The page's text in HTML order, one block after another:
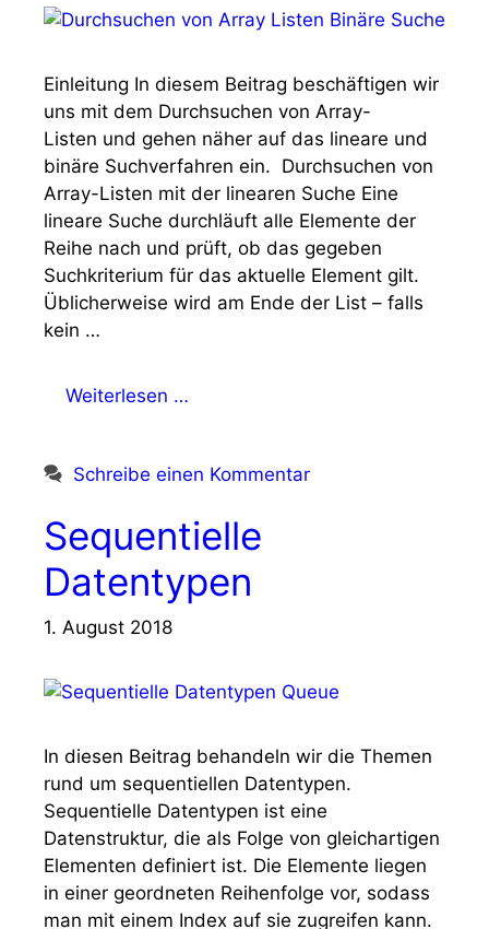
Einleitung In diesem Beitrag beschäftigen wir
uns mit dem Durchsuchen von Array-
Listen und gehen näher auf das lineare und
binäre Suchverfahren ein. Durchsuchen von
Array-Listen mit der linearen Suche Eine
lineare Suche durchläuft alle Elemente der
Reihe nach und prüft, ob das gegeben
Suchkriterium für das aktuelle Element gilt.
Üblicherweise wird am Ende der List – falls
kein …
Weiterlesen …
Schreibe einen Kommentar
Sequentielle
Datentypen
1. August 2018
In diesen Beitrag behandeln wir die Themen
rund um sequentiellen Datentypen.
Sequentielle Datentypen ist eine
Datenstruktur, die als Folge von gleichartigen
Elementen definiert ist. Die Elemente liegen
in einer geordneten Reihenfolge vor, sodass
man mit einem Index auf sie zugreifen kann.